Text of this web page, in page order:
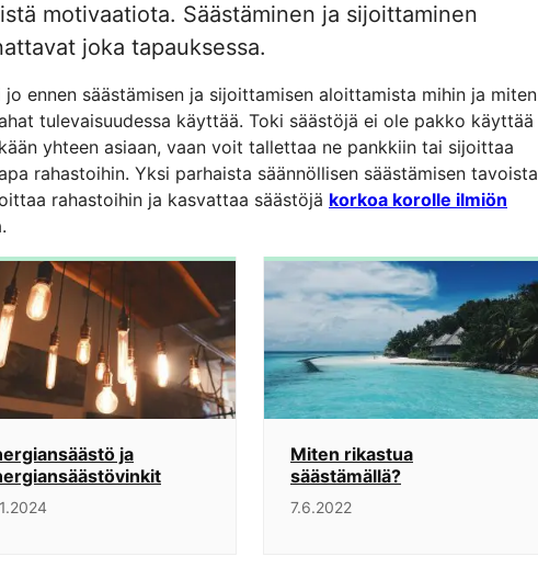
motivaatiota. Säästäminen ja sijoittaminen
joka tapauksessa.
jo ennen säästämisen ja sijoittamisen aloittamista mihin ja miten
tulevaisuudessa käyttää. Toki säästöjä ei ole pakko käyttää
yhteen asiaan, vaan voit tallettaa ne pankkiin tai sijoittaa
rahastoihin. Yksi parhaista säännöllisen säästämisen tavoista
rahastoihin ja kasvattaa säästöjä korkoa korolle ilmiön
ja
Miten rikastua
säästämällä?
7.6.2022